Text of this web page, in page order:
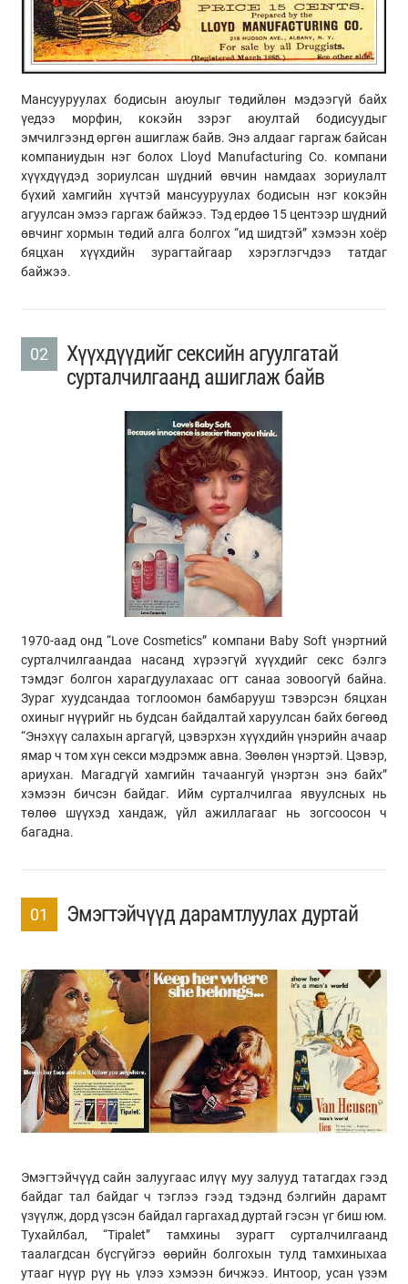
Мансууруулах бодисын аюулыг төдийлөн мэдээгүй байх
үедээ морфин, кокэйн зэрэг аюултай бодисуудыг
эмчилгээнд өргөн ашиглаж байв. Энэ алдааг гаргаж байсан
компаниудын нэг болох Lloyd Manufacturing Co. компани
хүүхдүүдэд зориулсан шүдний өвчин намдаах зориулалт
бүхий хамгийн хүчтэй мансууруулах бодисын нэг кокэйн
агуулсан эмээ гаргаж байжээ. Тэд ердөө 15 центээр шүдний
өвчинг хормын төдий алга болгох “ид шидтэй” хэмээн хоёр
бяцхан хүүхдийн зурагтайгаар хэрэглэгчдээ татдаг
байжээ.
02
Хүүхдүүдийг сексийн агуулгатай
сурталчилгаанд ашиглаж байв
1970-аад онд “Love Cosmetics” компани Baby Soft үнэртний
сурталчилгаандаа насанд хүрээгүй хүүхдийг секс бэлгэ
тэмдэг болгон харагдуулахаас огт санаа зовоогүй байна.
Зураг хуудсандаа тоглоомон бамбарууш тэвэрсэн бяцхан
охиныг нүүрийг нь будсан байдалтай харуулсан байх бөгөөд
“Энэхүү салахын аргагүй, цэвэрхэн хүүхдийн үнэрийн ачаар
ямар ч том хүн секси мэдрэмж авна. Зөөлөн үнэртэй. Цэвэр,
ариухан. Магадгүй хамгийн тачаангуй үнэртэн энэ байх”
хэмээн бичсэн байдаг. Ийм сурталчилгаа явуулсных нь
төлөө шүүхэд хандаж, үйл ажиллагааг нь зогсоосон ч
багадна.
01 Эмэгтэйчүүд дарамтлуулах дуртай
Эмэгтэйчүүд сайн залуугаас илүү муу залууд татагдах гээд
байдаг тал байдаг ч тэглээ гээд тэдэнд бэлгийн дарамт
үзүүлж, дорд үзсэн байдал гаргахад дуртай гэсэн үг биш юм.
Тухайлбал, “Tipalet” тамхины зурагт сурталчилгаанд
таалагдсан бүсгүйгээ өөрийн болгохын тулд тамхиныхаа
утааг нүүр рүү нь үлээ хэмээн бичжээ. Интоор, усан үзэм